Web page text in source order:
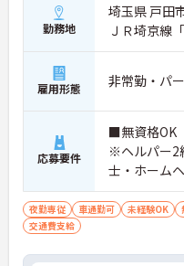
勤務地
埼玉県 戸田
ＪＲ埼京線
雇用形態 非常勤・パ
応募要件
■無資格
※ヘルパー2
士・ホーム
祉系業務経
者、生活支
夜勤専従 車通勤可 未経験OK
交通費支給